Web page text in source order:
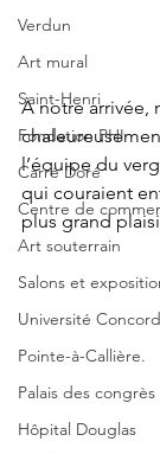
Verdun
Art mural
Saint-Henri
Fondation PHI
Carré Doré
Centre de
Art souterrain
Salons et
Université
Pointe-à-Callière.
Palais des congrès
Hôpital Douglas
À notre arrivée,
l’équipe du
qui couraient
plus grand